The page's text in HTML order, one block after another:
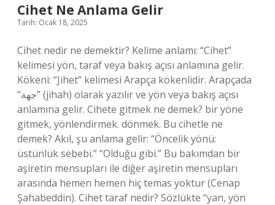
Cihet Ne Anlama Gelir
Tarih: Ocak 18, 2025
Cihet nedir ne demektir? Kelime anlamı: “Cihet”
kelimesi yön, taraf veya bakış açısı anlamına gelir.
Kökeni: “Jihet” kelimesi Arapça kökenlidir. Arapçada
“جهة” (jihah) olarak yazılır ve yön veya bakış açısı
anlamına gelir. Cihete gitmek ne demek? bir yöne
gitmek, yönlendirmek. dönmek. Bu cihetle ne
demek? Akıl, şu anlama gelir: “Öncelik yönü:
üstünlük sebebi.” “Olduğu gibi.” Bu bakımdan bir
aşiretin mensupları ile diğer aşiretin mensupları
arasında hemen hemen hiç temas yoktur (Cenap
Şahabeddin). Cihet taraf nedir? Sözlükte “yan, yön